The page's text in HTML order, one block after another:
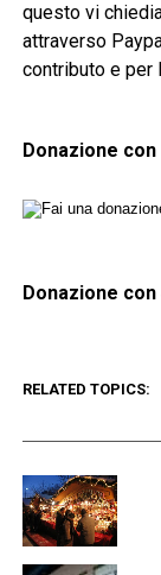
questo vi
attraverso
contributo e per
Donazione
Donazione
RELATED TOPICS: